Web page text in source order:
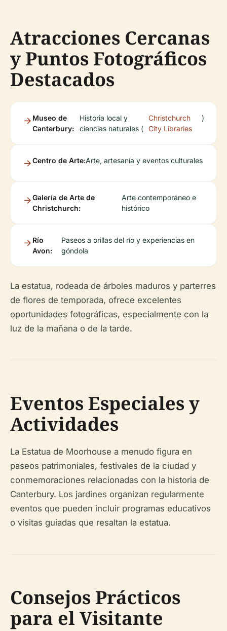
Atracciones Cercanas
y Puntos Fotográficos
Destacados
Museo de
Canterbury:
Historia local y
ciencias naturales (
Christchurch
City Libraries
)
Centro de Arte:Arte, artesanía y eventos culturales
Galería de Arte de
Christchurch:
Arte contemporáneo e
histórico
Río
Avon:
Paseos a orillas del río y experiencias en
góndola
La estatua, rodeada de árboles maduros y parterres
de flores de temporada, ofrece excelentes
oportunidades fotográficas, especialmente con la
luz de la mañana o de la tarde.
Eventos Especiales y
Actividades
La Estatua de Moorhouse a menudo figura en
paseos patrimoniales, festivales de la ciudad y
conmemoraciones relacionadas con la historia de
Canterbury. Los jardines organizan regularmente
eventos que pueden incluir programas educativos
o visitas guiadas que resaltan la estatua.
Consejos Prácticos
para el Visitante